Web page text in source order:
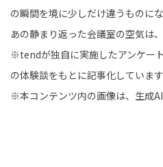
の瞬間を境に少しだけ違うものに
あの静まり返った会議室の空気は
※tendが独自に実施したアンケー
の体験談をもとに記事化しています
※本コンテンツ内の画像は、生成